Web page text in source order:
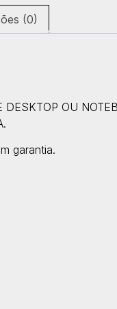
(0)
OU
garantia.